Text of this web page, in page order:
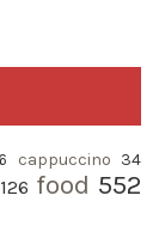
cappuccino 34
126 food 552